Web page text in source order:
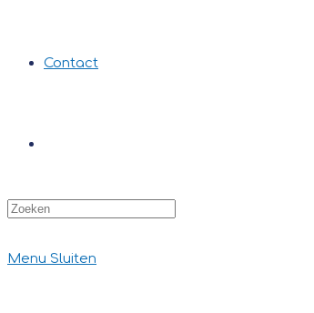
Contact
Zoek
op
site
Menu Sluiten